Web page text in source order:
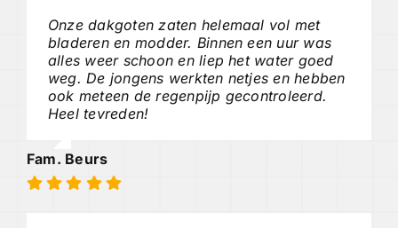
Onze dakgoten zaten helemaal vol met
bladeren en modder. Binnen een uur was
alles weer schoon en liep het water goed
weg. De jongens werkten netjes en hebben
ook meteen de regenpijp gecontroleerd.
Heel tevreden!
Fam. Beurs